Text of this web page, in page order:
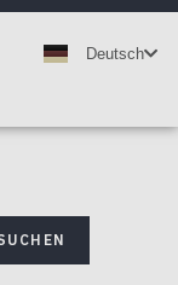
Deutsch
English